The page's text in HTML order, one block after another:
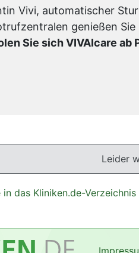
Vivi, automatischer
genießen
Sie sich VIVAIcare ab
Leider
das Kliniken.de-Verzeichnis